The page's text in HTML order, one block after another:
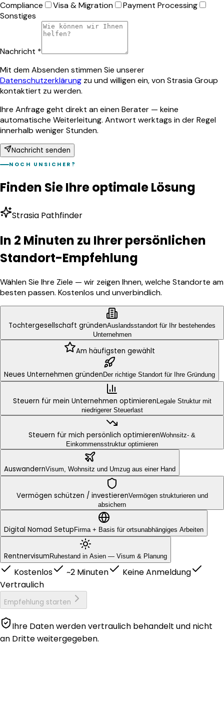
Compliance
Visa & Migration
Payment Processing
Sonstiges
Nachricht *
Mit dem Absenden stimmen Sie unserer
Datenschutzerklärung zu und willigen ein, von Strasia Group
kontaktiert zu werden.
Ihre Anfrage geht direkt an einen Berater — keine
automatische Weiterleitung. Antwort werktags in der Regel
innerhalb weniger Stunden.
Nachricht senden
NOCH UNSICHER?
Finden Sie Ihre optimale Lösung
Strasia Pathfinder
In 2 Minuten zu Ihrer persönlichen
Standort-Empfehlung
Wählen Sie Ihre Ziele — wir zeigen Ihnen, welche Standorte am
besten passen. Kostenlos und unverbindlich.
Tochter­gesellschaft gründenAuslandsstandort für Ihr bestehendes
Unternehmen
Am häufigsten gewählt
Neues Unternehmen gründenDer richtige Standort für Ihre Gründung
Steuern für mein Unter­nehmen opti­mierenLegale Struktur mit
niedrigerer Steuerlast
Steuern für mich per­sönlich opti­mierenWohnsitz- &
Einkommensstruktur optimieren
AuswandernVisum, Wohnsitz und Umzug aus einer Hand
Vermögen schützen / inves­tierenVermögen strukturieren und
absichern
Digital Nomad SetupFirma + Basis für ortsunabhängiges Arbeiten
RentnervisumRuhestand in Asien — Visum & Planung
Kostenlos ~2 Minuten
Keine Anmeldung
Vertraulich
Empfehlung starten
Ihre Daten werden vertraulich behandelt und nicht
an Dritte weitergegeben.